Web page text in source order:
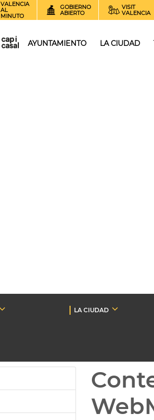
VALENCIA
AL
MINUTO
GOBIERNO
ABIERTO
VISIT
VALENCIA
AYUNTAMIENTO LA CIUDAD
LA CIUDAD